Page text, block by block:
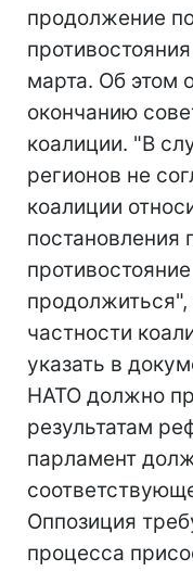
продолжение
марта. Об этом
окончанию
коалиции. "В
регионов не
коалиции
постановления
продолжиться",
частности
указать в
НАТО должно
результатам
парламент
Оппозиция
процесса